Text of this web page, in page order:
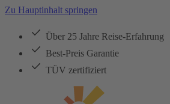
Zu Hauptinhalt springen
Über 25 Jahre Reise-Erfahrung
Best-Preis Garantie
TÜV zertifiziert